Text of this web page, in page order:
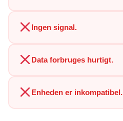
Ingen signal.
Data forbruges hurtigt.
Enheden er inkompatibel.